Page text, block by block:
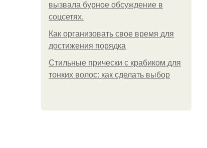
вызвала бурное обсуждение в
соцсетях.
Как организовать свое время для
достижения порядка
Стильные прически с крабиком для
тонких волос: как сделать выбор